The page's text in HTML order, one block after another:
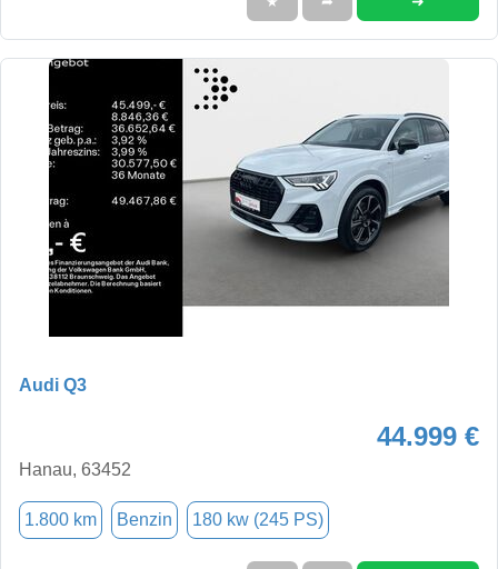
Audi Q3
44.999 €
Hanau, 63452
1.800 km Benzin 180 kw (245 PS)